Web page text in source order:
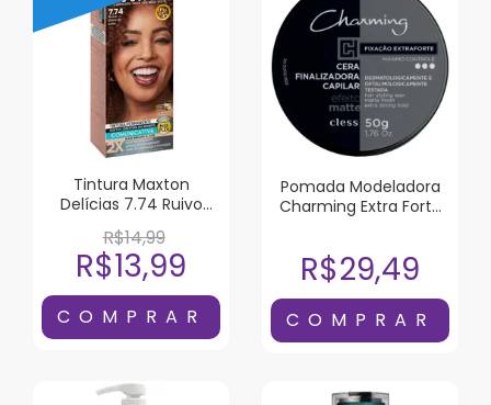
Tintura Maxton
Delícias 7.74 Ruivo
R$14,99
R$13,99
Pomada Modeladora
Charming Extra Forte
R$29,49